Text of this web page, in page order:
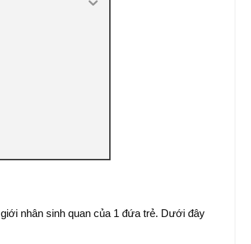
nhân sinh quan của 1 đứa trẻ. Dưới đây